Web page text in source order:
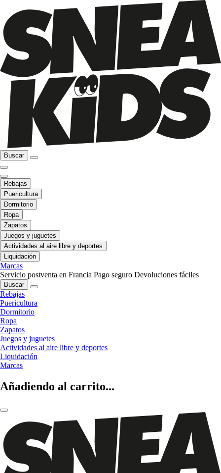
Buscar
Rebajas
Puericultura
Dormitorio
Ropa
Zapatos
Juegos y juguetes
Actividades al aire libre y deportes
Liquidación
Marcas
Servicio postventa en Francia Pago seguro Devoluciones fáciles
Buscar
Rebajas
Puericultura
Dormitorio
Ropa
Zapatos
Juegos y juguetes
Actividades al aire libre y deportes
Liquidación
Marcas
Añadiendo al carrito...